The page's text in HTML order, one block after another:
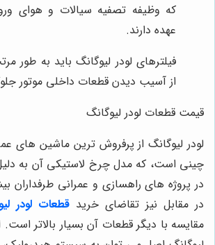
که وظیفه تصفیه سیالات و هوای
عهده دارند.
فیلترهای لودر لیوگانگ باید به طور
از آسیب دیدن قطعات داخلی موتور
قیمت قطعات لودر لیوگانگ
لودر لیوگانگ از پرفروش ترین ماشین های
چینی است، که مدل چرخ لاستیکی آن به
در پروژه های راهسازی و عمرانی طرفداران
در مقابل نیز تقاضای خرید قطعات لودر
مقایسه با دیگر قطعات آن بسیار بالاتر است.